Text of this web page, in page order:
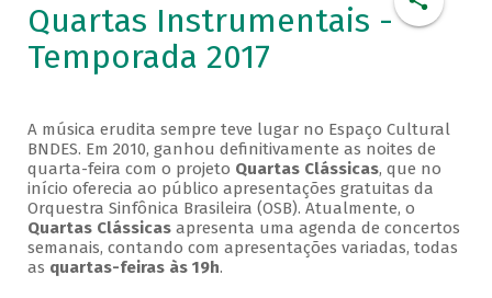
Quartas Instrumentais -
Temporada 2017
A música erudita sempre teve lugar no Espaço Cultural
BNDES. Em 2010, ganhou definitivamente as noites de
quarta-feira com o projeto Quartas Clássicas, que no
início oferecia ao público apresentações gratuitas da
Orquestra Sinfônica Brasileira (OSB). Atualmente, o
Quartas Clássicasapresenta uma agenda de concertos
semanais, contando com apresentações variadas, todas
as quartas-feiras às 19h.